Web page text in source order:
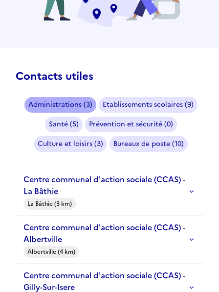
Contacts utiles
Administrations (3)
Etablissements scolaires (9)
Santé (5)
Prévention et sécurité (0)
Culture et loisirs (3)
Bureaux de poste (10)
Centre communal d'action sociale (CCAS) -
La Bâthie
La Bâthie (3 km)
Centre communal d'action sociale (CCAS) -
Albertville
Albertville (4 km)
Centre communal d'action sociale (CCAS) -
Gilly-Sur-Isere